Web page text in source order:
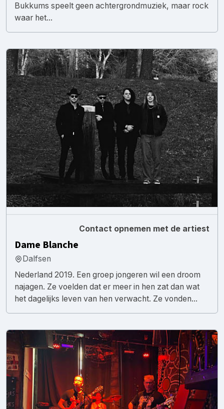
Bukkums speelt geen achtergrondmuziek, maar rock
waar het...
Contact opnemen met de artiest
Dame Blanche
Dalfsen
Nederland 2019. Een groep jongeren wil een droom
najagen. Ze voelden dat er meer in hen zat dan wat
het dagelijks leven van hen verwacht. Ze vonden...